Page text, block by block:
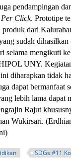
pendampingan
Per Click. Prototipe
produk dari
sudah dihasilkan
selama mengikuti
UNY.
diharapkan tidak
dapat bermanfaat
lebih lama dapat
Rajut
Wukirsari.
SDGs #11